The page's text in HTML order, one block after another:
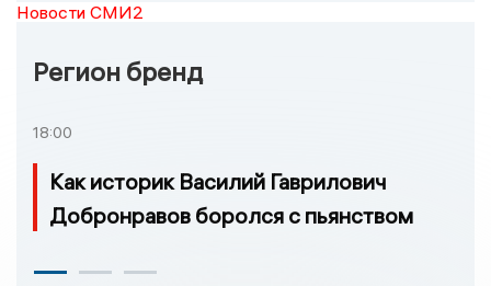
Новости СМИ2
Регион бренд
18:00
Как историк Василий Гаврилович
Добронравов боролся с пьянством